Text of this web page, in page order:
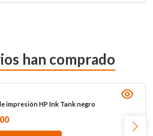
han comprado
impresión HP Ink Tank negro